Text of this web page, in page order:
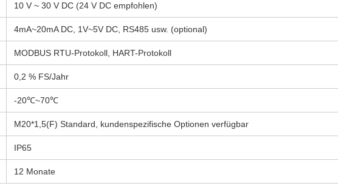
10 V ~ 30 V DC (24 V DC empfohlen)
4mA~20mA DC, 1V~5V DC, RS485 usw. (optional)
MODBUS RTU-Protokoll, HART-Protokoll
0,2 % FS/Jahr
-20℃~70℃
M20*1,5(F) Standard, kundenspezifische Optionen verfügbar
IP65
12 Monate